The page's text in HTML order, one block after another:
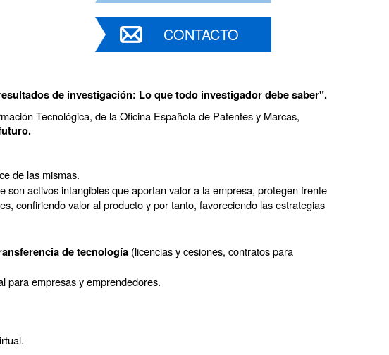
CONTACTO
de investigación: Lo que todo investigador debe saber".
Tecnológica, de la Oficina Española de Patentes y Marcas,
de las mismas.
son activos intangibles que aportan valor a la empresa, protegen frente
confiriendo valor al producto y por tanto, favoreciendo las estrategias
de tecnología (licencias y cesiones, contratos para
para empresas y emprendedores.